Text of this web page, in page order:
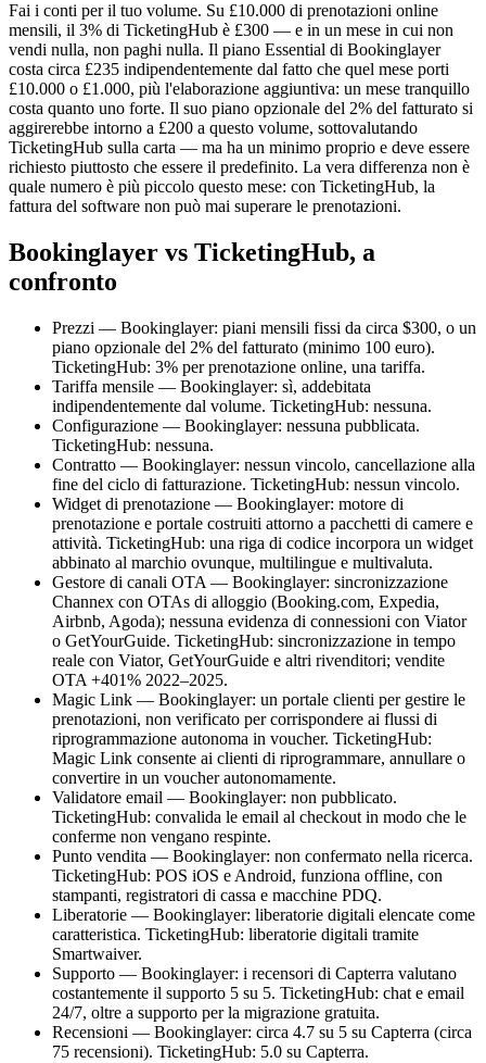
Fai i conti per il tuo volume. Su £10.000 di prenotazioni online
mensili, il 3% di TicketingHub è £300 — e in un mese in cui non
vendi nulla, non paghi nulla. Il piano Essential di Bookinglayer
costa circa £235 indipendentemente dal fatto che quel mese porti
£10.000 o £1.000, più l'elaborazione aggiuntiva: un mese tranquillo
costa quanto uno forte. Il suo piano opzionale del 2% del fatturato si
aggirerebbe intorno a £200 a questo volume, sottovalutando
TicketingHub sulla carta — ma ha un minimo proprio e deve essere
richiesto piuttosto che essere il predefinito. La vera differenza non è
quale numero è più piccolo questo mese: con TicketingHub, la
fattura del software non può mai superare le prenotazioni.
Bookinglayer vs TicketingHub, a
confronto
Prezzi — Bookinglayer: piani mensili fissi da circa $300, o un
piano opzionale del 2% del fatturato (minimo 100 euro).
TicketingHub: 3% per prenotazione online, una tariffa.
Tariffa mensile — Bookinglayer: sì, addebitata
indipendentemente dal volume. TicketingHub: nessuna.
Configurazione — Bookinglayer: nessuna pubblicata.
TicketingHub: nessuna.
Contratto — Bookinglayer: nessun vincolo, cancellazione alla
fine del ciclo di fatturazione. TicketingHub: nessun vincolo.
Widget di prenotazione — Bookinglayer: motore di
prenotazione e portale costruiti attorno a pacchetti di camere e
attività. TicketingHub: una riga di codice incorpora un widget
abbinato al marchio ovunque, multilingue e multivaluta.
Gestore di canali OTA — Bookinglayer: sincronizzazione
Channex con OTAs di alloggio (Booking.com, Expedia,
Airbnb, Agoda); nessuna evidenza di connessioni con Viator
o GetYourGuide. TicketingHub: sincronizzazione in tempo
reale con Viator, GetYourGuide e altri rivenditori; vendite
OTA +401% 2022–2025.
Magic Link — Bookinglayer: un portale clienti per gestire le
prenotazioni, non verificato per corrispondere ai flussi di
riprogrammazione autonoma in voucher. TicketingHub:
Magic Link consente ai clienti di riprogrammare, annullare o
convertire in un voucher autonomamente.
Validatore email — Bookinglayer: non pubblicato.
TicketingHub: convalida le email al checkout in modo che le
conferme non vengano respinte.
Punto vendita — Bookinglayer: non confermato nella ricerca.
TicketingHub: POS iOS e Android, funziona offline, con
stampanti, registratori di cassa e macchine PDQ.
Liberatorie — Bookinglayer: liberatorie digitali elencate come
caratteristica. TicketingHub: liberatorie digitali tramite
Smartwaiver.
Supporto — Bookinglayer: i recensori di Capterra valutano
costantemente il supporto 5 su 5. TicketingHub: chat e email
24/7, oltre a supporto per la migrazione gratuita.
Recensioni — Bookinglayer: circa 4.7 su 5 su Capterra (circa
75 recensioni). TicketingHub: 5.0 su Capterra.